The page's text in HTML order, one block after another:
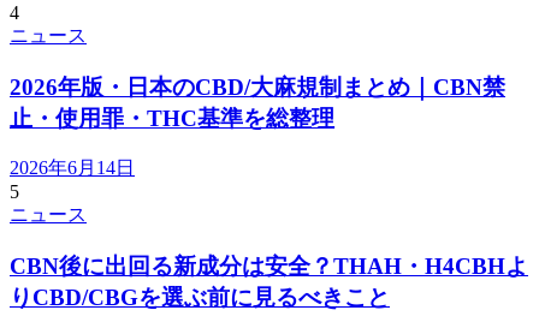
4
ニュース
2026年版・日本のCBD/大麻規制まとめ｜CBN禁
止・使用罪・THC基準を総整理
2026年6月14日
5
ニュース
CBN後に出回る新成分は安全？THAH・H4CBHよ
りCBD/CBGを選ぶ前に見るべきこと